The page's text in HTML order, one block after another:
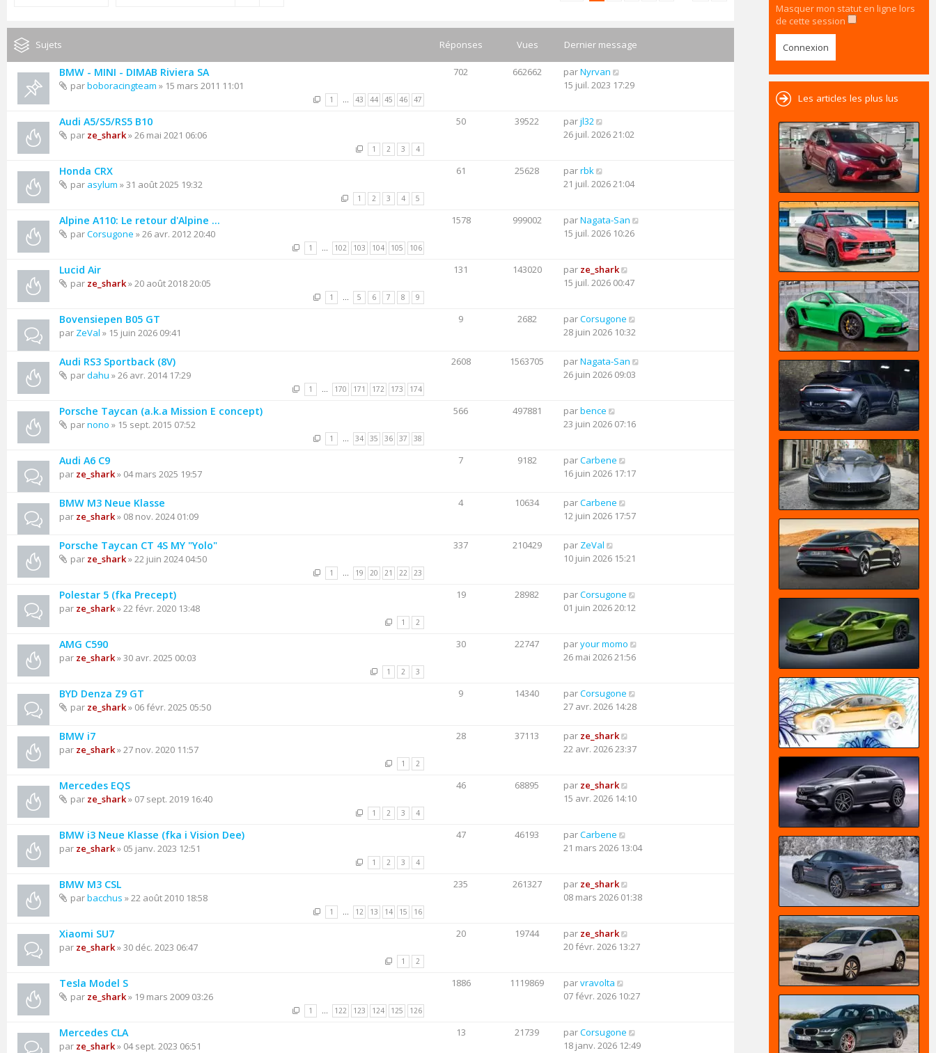
Sujets Réponses Vues Dernier message
BMW - MINI - DIMAB Riviera SA
parboboracingteam » 15 mars 2011 11:01
1 … 43 44 45 46 47
702 662662 parNyrvan
15 juil. 2023 17:29
Audi A5/S5/RS5 B10
par ze_shark» 26 mai 2021 06:06
1 2 3 4
50 39522 parjl32
26 juil. 2026 21:02
Honda CRX
par asylum » 31 août 2025 19:32
1 2 3 4 5
61 25628 parrbk
21 juil. 2026 21:04
Alpine A110: Le retour d'Alpine ...
parCorsugone » 26 avr. 2012 20:40
1 … 102 103 104 105 106
1578 999002 parNagata-San
15 juil. 2026 10:26
Lucid Air
par ze_shark» 20 août 2018 20:05
1 … 5 6 7 8 9
131 143020 par ze_shark
15 juil. 2026 00:47
Bovensiepen B05 GT
par ZeVal » 15 juin 2026 09:41
9 2682 parCorsugone
28 juin 2026 10:32
Audi RS3 Sportback (8V)
pardahu » 26 avr. 2014 17:29
1 … 170 171 172 173 174
2608 1563705 parNagata-San
26 juin 2026 09:03
Porsche Taycan (a.k.a Mission E concept)
parnono » 15 sept. 2015 07:52
1 … 34 35 36 37 38
566 497881 parbence
23 juin 2026 07:16
Audi A6 C9
par ze_shark» 04 mars 2025 19:57
7 9182 parCarbene
16 juin 2026 17:17
BMW M3 Neue Klasse
par ze_shark» 08 nov. 2024 01:09
4 10634 parCarbene
12 juin 2026 17:57
Porsche Taycan CT 4S MY "Yolo"
par ze_shark» 22 juin 2024 04:50
1 … 19 20 21 22 23
337 210429 par ZeVal
10 juin 2026 15:21
Polestar 5 (fka Precept)
par ze_shark» 22 févr. 2020 13:48
1 2
19 28982 parCorsugone
01 juin 2026 20:12
AMG C590
par ze_shark» 30 avr. 2025 00:03
1 2 3
30 22747 paryour momo
26 mai 2026 21:56
BYD Denza Z9 GT
par ze_shark» 06 févr. 2025 05:50
9 14340 parCorsugone
27 avr. 2026 14:28
BMW i7
par ze_shark» 27 nov. 2020 11:57
1 2
28 37113 par ze_shark
22 avr. 2026 23:37
Mercedes EQS
par ze_shark» 07 sept. 2019 16:40
1 2 3 4
46 68895 par ze_shark
15 avr. 2026 14:10
BMW i3 Neue Klasse (fka i Vision Dee)
par ze_shark» 05 janv. 2023 12:51
1 2 3 4
47 46193 parCarbene
21 mars 2026 13:04
BMW M3 CSL
parbacchus » 22 août 2010 18:58
1 … 12 13 14 15 16
235 261327 par ze_shark
08 mars 2026 01:38
Xiaomi SU7
par ze_shark» 30 déc. 2023 06:47
1 2
20 19744 par ze_shark
20 févr. 2026 13:27
Tesla Model S
par ze_shark» 19 mars 2009 03:26
1 … 122 123 124 125 126
1886 1119869 parvravolta
07 févr. 2026 10:27
Mercedes CLA
par ze_shark» 04 sept. 2023 06:51
13 21739 parCorsugone
18 janv. 2026 12:49
Masquer mon statut en ligne lors
de cette session
Les articles les plus lus